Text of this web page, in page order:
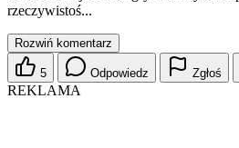
rzeczywistoś...
Rozwiń komentarz
5 Odpowiedz Zgłoś
REKLAMA